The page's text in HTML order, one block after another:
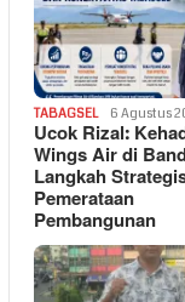
TABAGSEL 6 Agustus
Ucok Rizal:
Wings Air di
Langkah
Pemerataan
Pembangunan